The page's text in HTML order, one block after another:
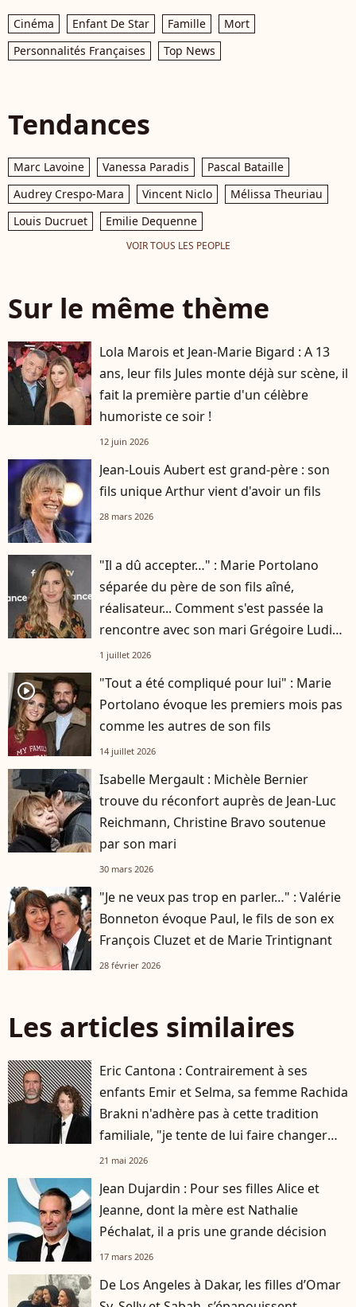
Cinéma Enfant De Star Famille
Mort
Personnalités Françaises
Top News
Tendances
Marc Lavoine Vanessa Paradis
Pascal Bataille
Audrey Crespo-Mara
Vincent Niclo
Mélissa Theuriau
Louis Ducruet
Emilie Dequenne
VOIR TOUS LES PEOPLE
Sur le même thème
Lola Marois et Jean-Marie Bigard : A 13
ans, leur fils Jules monte déjà sur scène, il
fait la première partie d'un célèbre
humoriste ce soir !
12 juin 2026
Jean-Louis Aubert est grand-père : son
fils unique Arthur vient d'avoir un fils
28 mars 2026
"Il a dû accepter…" : Marie Portolano
séparée du père de son fils aîné,
réalisateur... Comment s'est passée la
rencontre avec son mari Grégoire Ludig
?1 juillet 2026
player2
"Tout a été compliqué pour lui" : Marie
Portolano évoque les premiers mois pas
comme les autres de son fils
14 juillet 2026
Isabelle Mergault : Michèle Bernier
trouve du réconfort auprès de Jean-Luc
Reichmann, Christine Bravo soutenue
par son mari
30 mars 2026
"Je ne veux pas trop en parler…" : Valérie
Bonneton évoque Paul, le fils de son ex
François Cluzet et de Marie Trintignant
28 février 2026
Les articles similaires
Eric Cantona : Contrairement à ses
enfants Emir et Selma, sa femme Rachida
Brakni n'adhère pas à cette tradition
familiale, "je tente de lui faire changer
d'avis"
21 mai 2026
Jean Dujardin : Pour ses filles Alice et
Jeanne, dont la mère est Nathalie
Péchalat, il a pris une grande décision
17 mars 2026
De Los Angeles à Dakar, les filles d’Omar